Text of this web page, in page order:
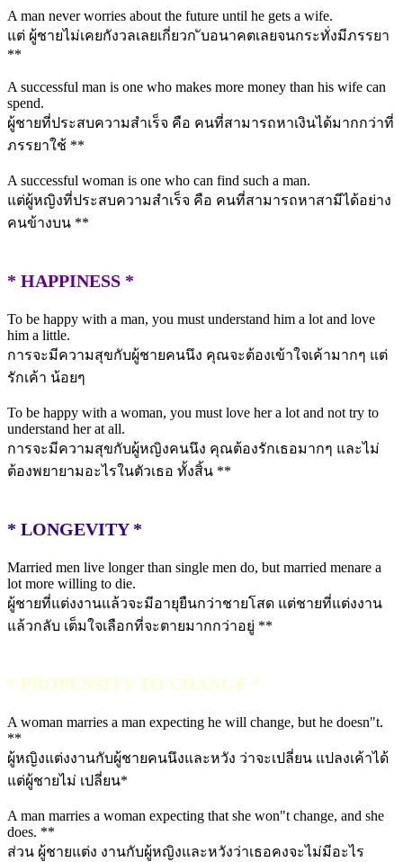
A man never worries about the future until he gets a wife.
แต่ ผู้ชายไม่เคยกังวลเลยเกี่ยวก ับอนาคตเลยจนกระทั่งมีภรรยา
**
A successful man is one who makes more money than his wife can
spend.
ผู้ชายที่ประสบความสำเร็จ คือ คนที่สามารถหาเงินได้มากกว่าที่
ภรรยาใช้ **
A successful woman is one who can find such a man.
แต่ผู้หญิงที่ประสบความสำเร็จ คือ คนที่สามารถหาสามีได้อย่าง
คนข้างบน **
* HAPPINESS *
To be happy with a man, you must understand him a lot and love
him a little.
การจะมีความสุขกับผู้ชายคนนึง คุณจะต้องเข้าใจเค้ามากๆ แต่
รักเค้า น้อยๆ
To be happy with a woman, you must love her a lot and not try to
understand her at all.
การจะมีความสุขกับผู้หญิงคนนึง คุณต้องรักเธอมากๆ และไม่
ต้องพยายามอะไรในตัวเธอ ทั้งสิ้น **
* LONGEVITY *
Married men live longer than single men do, but married menare a
lot more willing to die.
ผู้ชายที่แต่งงานแล้วจะมีอายุยืนกว่าชายโสด แต่ชายที่แต่งงาน
แล้วกลับ เต็มใจเลือกที่จะตายมากกว่าอยู่ **
* PROPENSITY TO CHANGE *
A woman marries a man expecting he will change, but he doesn"t.
**
ผู้หญิงแต่งงานกับผู้ชายคนนึงและหวัง ว่าจะเปลี่ยน แปลงเค้าได้
แต่ผู้ชายไม่ เปลี่ยน*
A man marries a woman expecting that she won"t change, and she
does. **
ส่วน ผู้ชายแต่ง งานกับผู้หญิงและหวังว่าเธอคงจะไม่มีอะไร